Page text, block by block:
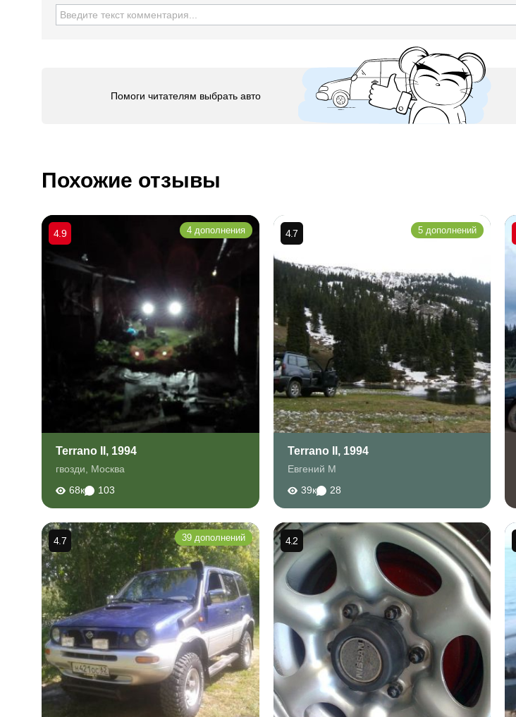
Помоги читателям выбрать авто
Похожие отзывы
Terrano II, 1994
гвозди
Москва
68к
103
4.9 4 дополнения
Terrano II, 1994
Евгений М
39к
28
4.7 5 дополнений
4.7 39 дополнений 4.2